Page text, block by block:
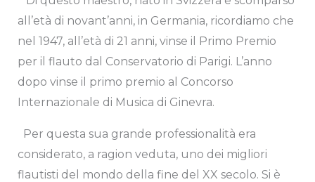
all’età di novant’anni, in Germania, ricordiamo che
nel 1947, all’età di 21 anni, vinse il Primo Premio
per il flauto dal Conservatorio di Parigi. L’anno
dopo vinse il primo premio al Concorso
Internazionale di Musica di Ginevra.
Per questa sua grande professionalità era
considerato, a ragion veduta, uno dei migliori
flautisti del mondo della fine del XX secolo. Si è